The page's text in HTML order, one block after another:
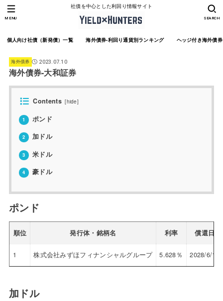
社債を中心とした利回り情報サイト
個人向け社債（新発債）一覧 海外債券-利回り通貨別ランキング ヘッジ付き海外債
SEARCH
MENU
海外債券 2023.07.10
海外債券-大和証券
Contents [hide]
1 ポンド
2 加ドル
3 米ドル
4 豪ドル
ポンド
順位 発行体・銘柄名 利率 償還日
1 株式会社みずほフィナンシャルグループ 5.628％ 2028/6/13
加ドル